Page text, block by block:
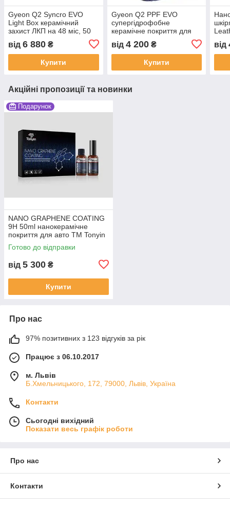
Gyeon Q2 Syncro EVO
Light Box керамічний
захист ЛКП на 48 міс, 50 ​​
від 6 880 ₴
Купити
Gyeon Q2 PPF EVO
супергідрофобне
керамічне покриття для
(кераміка), 50 мл
від 4 200₴
Купити
від
Акційні пропозиції та новинки
Подарунок
NANO GRAPHENE COATING
9H 50ml нанокерамічне
покриття для авто TM Tonyin
Готово до відправки
від 5 300 ₴
Купити
Про нас
97% позитивних з 123 відгуків за рік
Працює з 06.10.2017
м. Львів
Б.Хмельницького, 172, 79000, Львів, Україна
Контакти
Сьогодні вихідний
Показати весь графік роботи
Про нас
Контакти